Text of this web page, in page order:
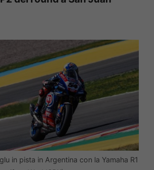
in pista in Argentina con la Yamaha R1